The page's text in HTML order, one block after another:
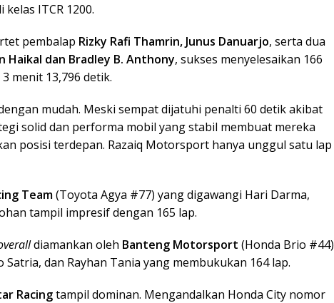
ITCR 1200.
pembalap Rizky Rafi Thamrin, Junus Danuarjo, serta dua
Haikal dan Bradley B. Anthony, sukses menyelesaikan 166
menit 13,796 detik.
mudah. Meski sempat dijatuhi penalti 60 detik akibat
solid dan performa mobil yang stabil membuat mereka
posisi terdepan. Razaiq Motorsport hanya unggul satu lap
Team(Toyota Agya #77) yang digawangi Hari Darma,
tampil impresif dengan 165 lap.
diamankan oleh Banteng Motorsport (Honda Brio #44)
Satria, dan Rayhan Tania yang membukukan 164 lap.
Racingtampil dominan. Mengandalkan Honda City nomor